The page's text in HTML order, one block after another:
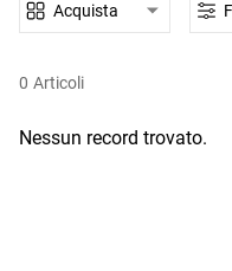
0 Articoli
Acquista
Nessun record trovato.